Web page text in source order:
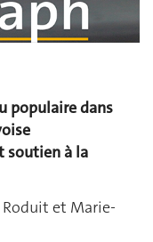
populaire dans
soutien à la
Roduit et Marie-